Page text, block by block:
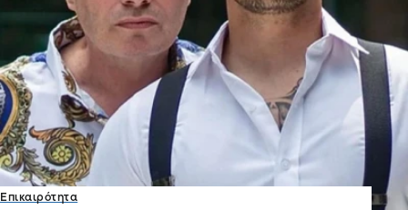
Επικαιρότητα